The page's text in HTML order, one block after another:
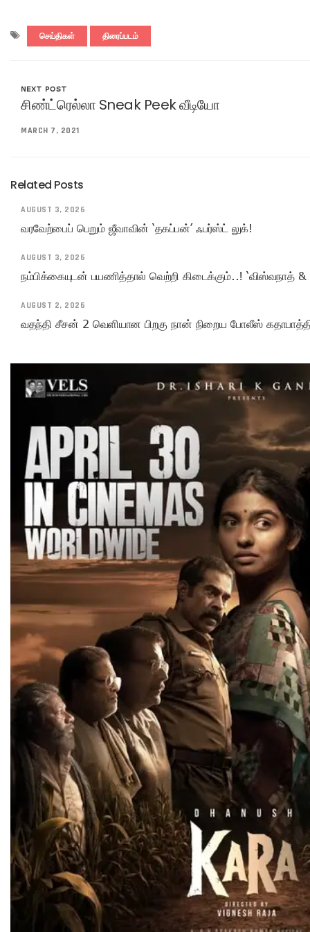
செய்திகள் திரைப்படம்
NEXT POST
சிண்ட்ரெல்லா Sneak Peek வீடியோ
MARCH 7, 2021
Related Posts
AUGUST 3, 2026
வரவேற்பைப் பெறும் ஜீவாவின் ‘தகப்பன்’ ஃபர்ஸ்ட் லுக்!
AUGUST 3, 2026
நம்பிக்கையுடன் பயணித்தால் வெற்றி கிடைக்கும்..! ‘விஸ்வநாத் &
AUGUST 2, 2026
வதந்தி சீசன் 2 வெளியான பிறகு நான் நிறைய போலீஸ்